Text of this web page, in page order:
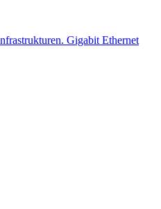
Gigabit Ethernet